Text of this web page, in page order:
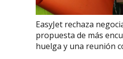
EasyJet rechaza
propuesta de más
huelga y una reunión